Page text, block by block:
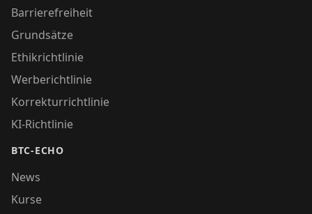
Barrierefreiheit
Grundsätze
Ethikrichtlinie
Werberichtlinie
Korrekturrichtlinie
KI-Richtlinie
BTC-ECHO
News
Kurse